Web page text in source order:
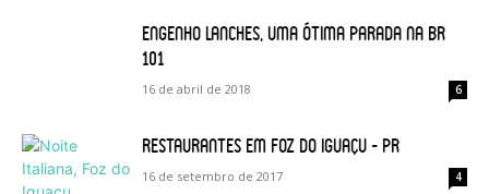
Engenho Lanches, uma ótima parada na BR
101
16 de abril de 2018 6
Restaurantes em Foz do Iguaçu – PR
16 de setembro de 2017 4